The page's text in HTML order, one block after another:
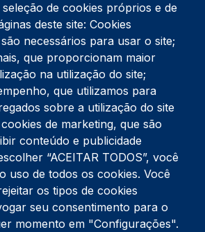
234 390 100
Nazaré
da Gafanha da Nazaré
Nazaré
de cookies próprios e de
deste site: Cookies
necessários para usar o site;
que proporcionam maior
na utilização do site;
que utilizamos para
sobre a utilização do site
de marketing, que são
conteúdo e publicidade
“ACEITAR TODOS”, você
uso de todos os cookies. Você
os tipos de cookies
seu consentimento para o
momento em "Configurações".